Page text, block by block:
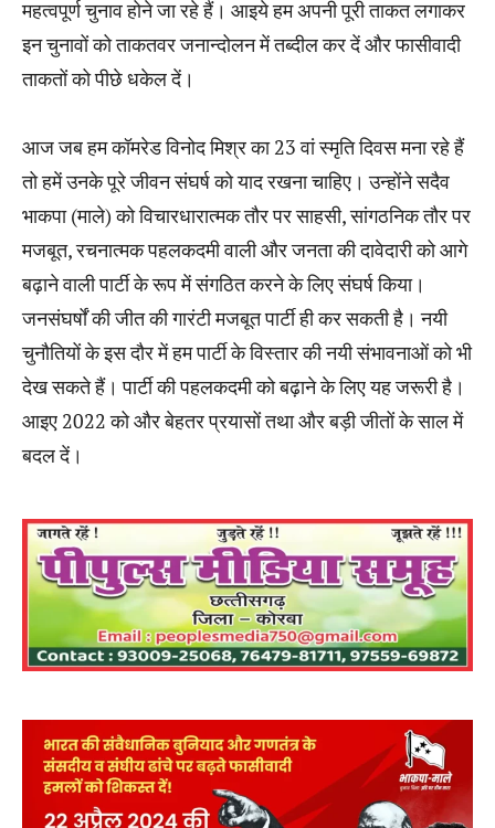
महत्‍वपूर्ण चुनाव होने जा रहे हैं। आइये हम अपनी पूरी ताकत लगाकर
इन चुनावों को ताकतवर जनान्‍दोलन में तब्‍दील कर दें और फासीवादी
ताकतों को पीछे धकेल दें।
आज जब हम कॉमरेड विनोद मिश्र का 23 वां स्‍मृति दिवस मना रहे हैं
तो हमें उनके पूरे जीवन संघर्ष को याद रखना चाहिए। उन्‍होंने सदैव
भाकपा (माले) को विचारधारात्‍मक तौर पर साहसी, सांगठनिक तौर पर
मजबूत, रचनात्‍मक पहलकदमी वाली और जनता की दावेदारी को आगे
बढ़ाने वाली पार्टी के रूप में संगठित करने के लिए संघर्ष किया।
जनसंघर्षों की जीत की गारंटी मजबूत पार्टी ही कर सकती है। नयी
चुनौतियों के इस दौर में हम पार्टी के विस्‍तार की नयी संभावनाओं को भी
देख सकते हैं। पार्टी की पहलकदमी को बढ़ाने के लिए यह जरूरी है।
आइए 2022 को और बेहतर प्रयासों तथा और बड़ी जीतों के साल में
बदल दें।